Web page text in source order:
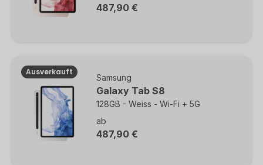
487,90 €
Ausverkauft
Samsung
Galaxy Tab S8
128GB - Weiss - Wi-Fi + 5G
ab
487,90 €